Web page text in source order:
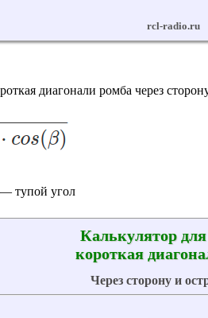
диагонали ромба через
— тупой угол